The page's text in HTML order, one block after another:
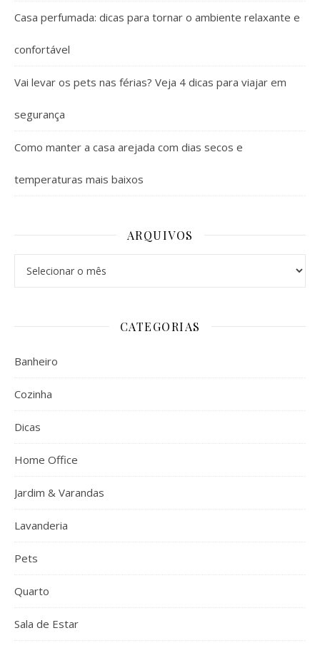
Casa perfumada: dicas para tornar o ambiente relaxante e
confortável
Vai levar os pets nas férias? Veja 4 dicas para viajar em
segurança
Como manter a casa arejada com dias secos e
temperaturas mais baixos
ARQUIVOS
CATEGORIAS
Banheiro
Cozinha
Dicas
Home Office
Jardim & Varandas
Lavanderia
Pets
Quarto
Sala de Estar